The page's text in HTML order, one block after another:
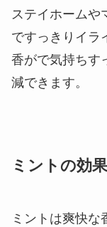
ステイホームや
ですっきりイラ
香がで気持ちす
減できます。
ミントの効果
ミントは爽快な